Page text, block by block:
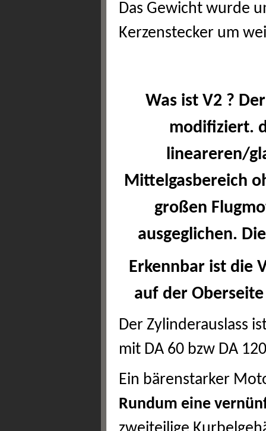
Das Gewicht wurde
Kerzenstecker um
Was ist V2 ?
modifiziert.
lineareren/
Mittelgasbereich
großen
ausgeglichen.
Erkennbar ist die
auf der
Der Zylinderauslass
mit DA 60 bzw DA 120
Ein bärenstarker
Rundum eine